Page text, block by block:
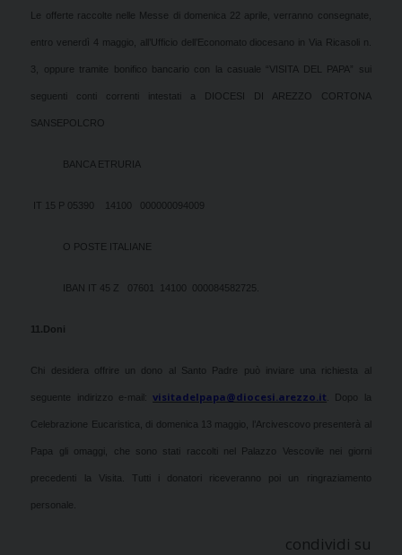
Le offerte raccolte nelle Messe di domenica 22 aprile, verranno consegnate,
entro venerdì 4 maggio, all’Ufficio dell’Economato diocesano in Via Ricasoli n.
3, oppure tramite bonifico bancario con la casuale “VISITA DEL PAPA” sui
seguenti conti correnti intestati a DIOCESI DI AREZZO CORTONA
SANSEPOLCRO
BANCA ETRURIA
IT 15 P 05390 14100 000000094009
O POSTE ITALIANE
IBAN IT 45 Z 07601 14100 000084582725.
11.Doni
Chi desidera offrire un dono al Santo Padre può inviare una richiesta al
seguente indirizzo e-mail:visitadelpapa@diocesi.arezzo.it . Dopo la
Celebrazione Eucaristica, di domenica 13 maggio, l’Arcivescovo presenterà al
Papa gli omaggi, che sono stati raccolti nel Palazzo Vescovile nei giorni
precedenti la Visita. Tutti i donatori riceveranno poi un ringraziamento
personale.
condividi su